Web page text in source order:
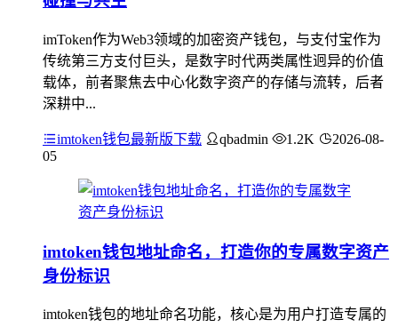
imToken作为Web3领域的加密资产钱包，与支付宝作为
传统第三方支付巨头，是数字时代两类属性迥异的价值
载体，前者聚焦去中心化数字资产的存储与流转，后者
深耕中...
imtoken钱包最新版下载 qbadmin 1.2K
2026-08-
05
imtoken钱包地址命名，打造你的专属数字资产
身份标识
imtoken钱包的地址命名功能，核心是为用户打造专属的